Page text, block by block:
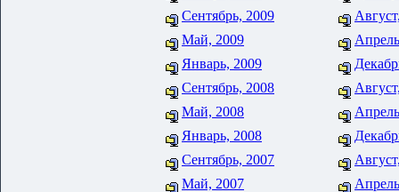
Сентябрь, 2009
Май, 2009
Январь, 2009
Сентябрь, 2008
Май, 2008
Январь, 2008
Сентябрь, 2007
Май, 2007